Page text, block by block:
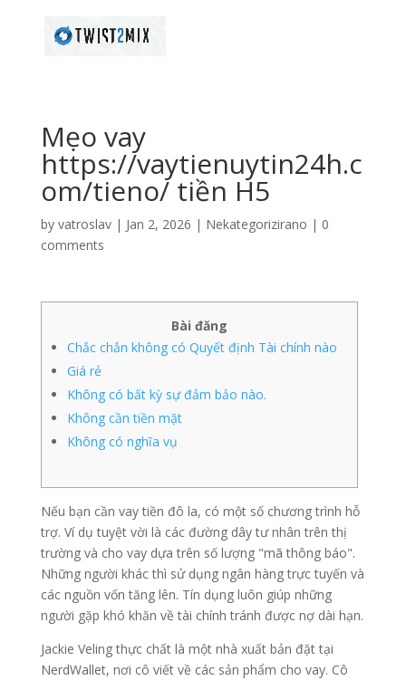
Mẹo vay
https://vaytienuytin24h.c
om/tieno/ tiền H5
by vatroslav| Jan 2, 2026 | Nekategorizirano | 0
comments
Bài đăng
Chắc chắn không có Quyết định Tài chính nào
Giá rẻ
Không có bất kỳ sự đảm bảo nào.
Không cần tiền mặt
Không có nghĩa vụ
Nếu bạn cần vay tiền đô la, có một số chương trình hỗ
trợ. Ví dụ tuyệt vời là các đường dây tư nhân trên thị
trường và cho vay dựa trên số lượng "mã thông báo".
Những người khác thì sử dụng ngân hàng trực tuyến và
các nguồn vốn tăng lên. Tín dụng luôn giúp những
người gặp khó khăn về tài chính tránh được nợ dài hạn.
Jackie Veling thực chất là một nhà xuất bản đặt tại
NerdWallet, nơi cô viết về các sản phẩm cho vay. Cô